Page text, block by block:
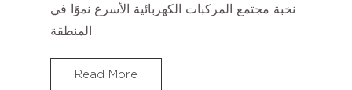
نخبة مجتمع المركبات الكهربائية الأسرع نموًا في
المنطقة.
Read More